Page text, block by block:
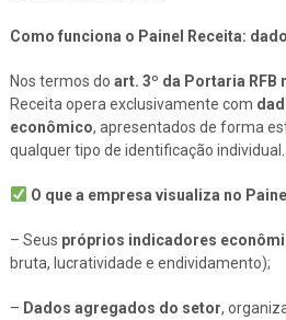
Como funciona o Painel Receita:
Nos termos do art. 3º da Portaria RFB
Receita opera exclusivamente com
econômico, apresentados de forma
qualquer tipo de identificação individual.
O que a empresa visualiza no Painel
– Seus próprios indicadores
bruta, lucratividade e endividamento);
– Dados agregados do setor,